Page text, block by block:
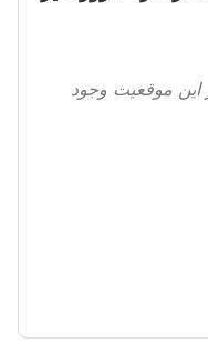
این موقعیت وجود